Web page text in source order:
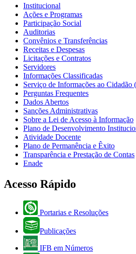
Institucional
Ações e Programas
Participação Social
Auditorias
Convênios e Transferências
Receitas e Despesas
Licitações e Contratos
Servidores
Informações Classificadas
Serviço de Informações ao Cidadão
Perguntas Frequentes
Dados Abertos
Sanções Administrativas
Sobre a Lei de Acesso à Informação
Plano de Desenvolvimento
Atividade Docente
Plano de Permanência e Êxito
Transparência e Prestação de Contas
Enade
Acesso Rápido
Portarias e Resoluções
Publicações
IFB em Números